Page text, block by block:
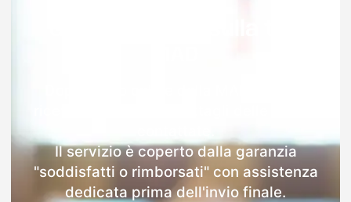
Il servizio è coperto dalla garanzia
"soddisfatti o rimborsati" con assistenza
dedicata prima dell'invio finale.